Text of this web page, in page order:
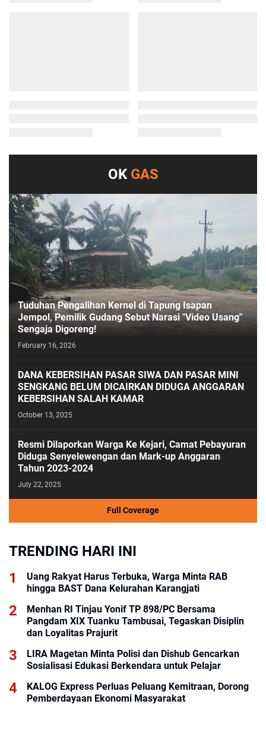
OK GAS
Tuduhan Pengalihan Kernel di Tapung Isapan
Jempol, Pemilik Gudang Sebut Narasi "Video Usang"
Sengaja Digoreng!
February 16, 2026
DANA KEBERSIHAN PASAR SIWA DAN PASAR MINI
SENGKANG BELUM DICAIRKAN DIDUGA ANGGARAN
KEBERSIHAN SALAH KAMAR
October 13, 2025
Resmi Dilaporkan Warga Ke Kejari, Camat Pebayuran
Diduga Senyelewengan dan Mark-up Anggaran
Tahun 2023-2024
July 22, 2025
Full Coverage
TRENDING HARI INI
Uang Rakyat Harus Terbuka, Warga Minta RAB
hingga BAST Dana Kelurahan Karangjati
Menhan RI Tinjau Yonif TP 898/PC Bersama
Pangdam XIX Tuanku Tambusai, Tegaskan Disiplin
dan Loyalitas Prajurit
LIRA Magetan Minta Polisi dan Dishub Gencarkan
Sosialisasi Edukasi Berkendara untuk Pelajar
KALOG Express Perluas Peluang Kemitraan, Dorong
Pemberdayaan Ekonomi Masyarakat